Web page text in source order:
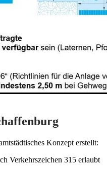
Konzept erstellt:
Verkehrszeichen 315 erlaubt